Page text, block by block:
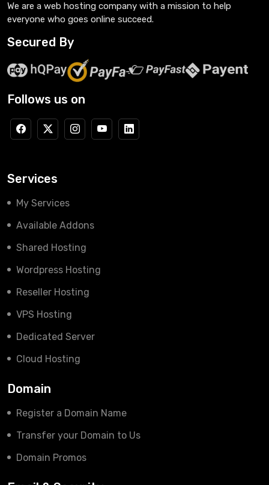
We are a web hosting company with a mission to help
everyone who goes online succeed.
Secured By
Follows us on
Services
My Services
Available Addons
Shared Hosting
Wordpress Hosting
Reseller Hosting
VPS Hosting
Dedicated Server
Cloud Hosting
Domain
Register a Domain Name
Transfer your Domain to Us
Domain Promos